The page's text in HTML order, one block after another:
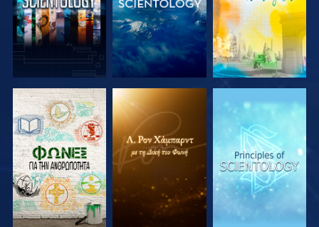
ΕΞΕΡΕΥΝΗΣΤΕ
ΤΗ ΣΕΙΡΑ
ΕΞΕΡΕΥΝΗΣΤΕ
ΤΗ ΣΕΙΡΑ
ΕΞΕΡΕΥΝΗΣΤΕ
ΤΗ ΣΕΙΡΑ